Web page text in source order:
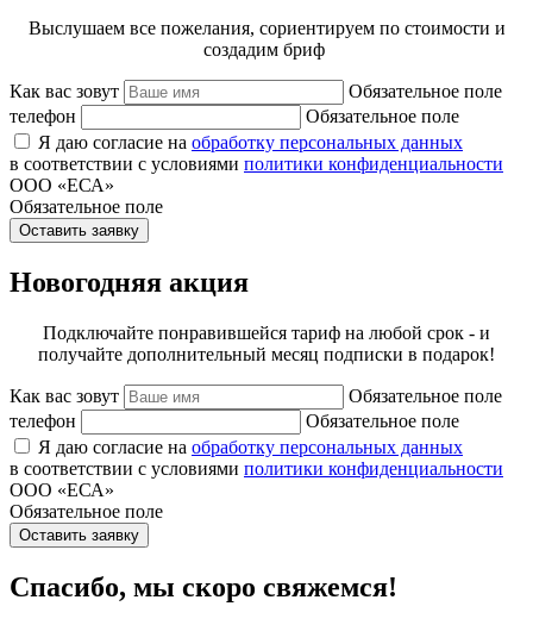
Выслушаем все пожелания, сориентируем по стоимости и
создадим бриф
Как вас зовут
Обязательное поле
телефон
Обязательное поле
Я даю согласие на обработку персональных данных
в соответствии с условиями политики конфиденциальности
ООО «ЕСА»
Обязательное поле
Оставить заявку
Новогодняя акция
Подключайте понравившейся тариф на любой срок - и
получайте дополнительный месяц подписки в подарок!
Как вас зовут
Обязательное поле
телефон
Обязательное поле
Я даю согласие на обработку персональных данных
в соответствии с условиями политики конфиденциальности
ООО «ЕСА»
Обязательное поле
Оставить заявку
Спасибо, мы скоро свяжемся!